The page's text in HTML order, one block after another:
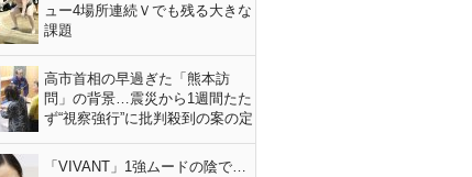
ュー4場所連続Ｖでも残る大きな
課題
高市首相の早過ぎた「熊本訪
問」の背景…震災から1週間たた
ず“視察強行”に批判殺到の案の定
「VIVANT」1強ムードの陰で…